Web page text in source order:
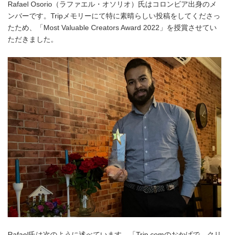
Rafael Osorio（ラファエル・オソリオ）氏はコロンビア出身のメ
ンバーです。Tripメモリーにて特に素晴らしい投稿をしてくださっ
たため、「Most Valuable Creators Award 2022」を授賞させてい
ただきました。